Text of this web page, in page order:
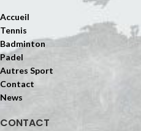
Accueil
Tennis
Badminton
Padel
Autres Sport
Contact
News
CONTACT